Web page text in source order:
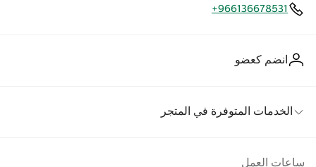
+966136678531
انضم كعضو
الخدمات المتوفرة في المتجر
ساعات العمل